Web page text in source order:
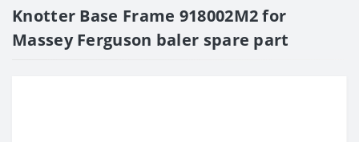
Knotter Base Frame 918002M2 for
Massey Ferguson baler spare part